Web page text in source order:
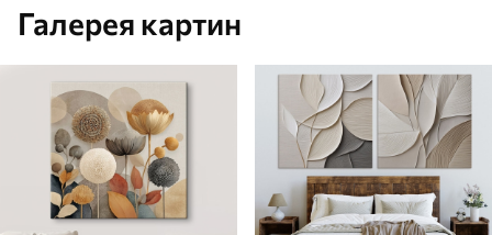
Галерея картин